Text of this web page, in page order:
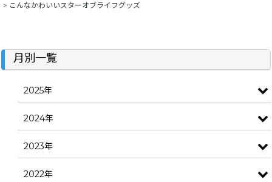
> こんなかわいいスターオブライフグッズ
月別一覧
2025年
2024年
2023年
2022年